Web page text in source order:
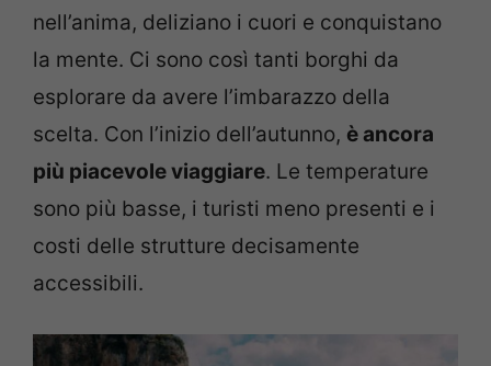
nell’anima, deliziano i cuori e conquistano
la mente. Ci sono così tanti borghi da
esplorare da avere l’imbarazzo della
scelta. Con l’inizio dell’autunno, è ancora
più piacevole viaggiare. Le temperature
sono più basse, i turisti meno presenti e i
costi delle strutture decisamente
accessibili.